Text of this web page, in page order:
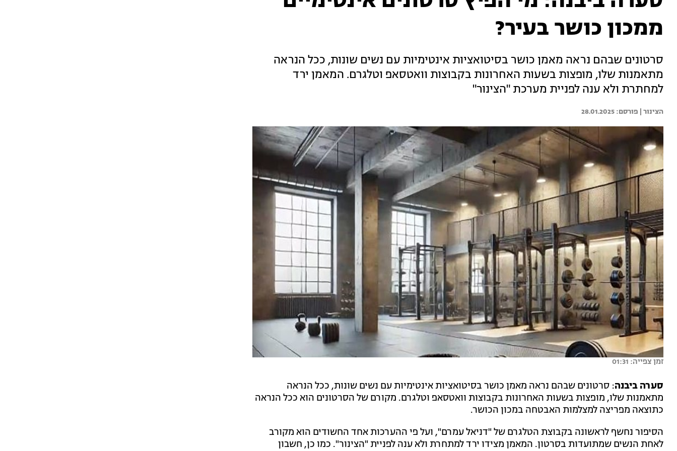
ממכון כושר בעיר?
סרטונים שבהם נראה מאמן כושר בסיטואציות אינטימיות עם נשים שונות, ככל הנראה
מתאמנות שלו, מופצות בשעות האחרונות בקבוצות וואטסאפ וטלגרם. המאמן ירד
למחתרת ולא ענה לפניית מערכת "הצינור"
הצינור | 28.01.2025
זמן צפייה: 01:31
סערה ביבנה: סרטונים שבהם נראה מאמן כושר בסיטואציות אינטימיות עם נשים שונות, ככל הנראה
מתאמנות שלו, מופצות בשעות האחרונות בקבוצות וואטסאפ וטלגרם. מקורם של הסרטונים הוא ככל הנראה
כתוצאה מפריצה למצלמות האבטחה במכון הכושר.
הסיפור נחשף לראשונה בקבוצת הטלגרם של "דניאל עמרם", ועל פי ההערכות אחד החשודים הוא מקורב
לאחת הנשים שמתועדות בסרטון. המאמן מצידו ירד למתחרת ולא ענה לפניית "הצינור". כמו כן, חשבון